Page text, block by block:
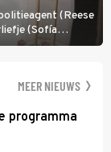
(Reese
(Sofía
moordlustige
MEER NIEUWS
programma